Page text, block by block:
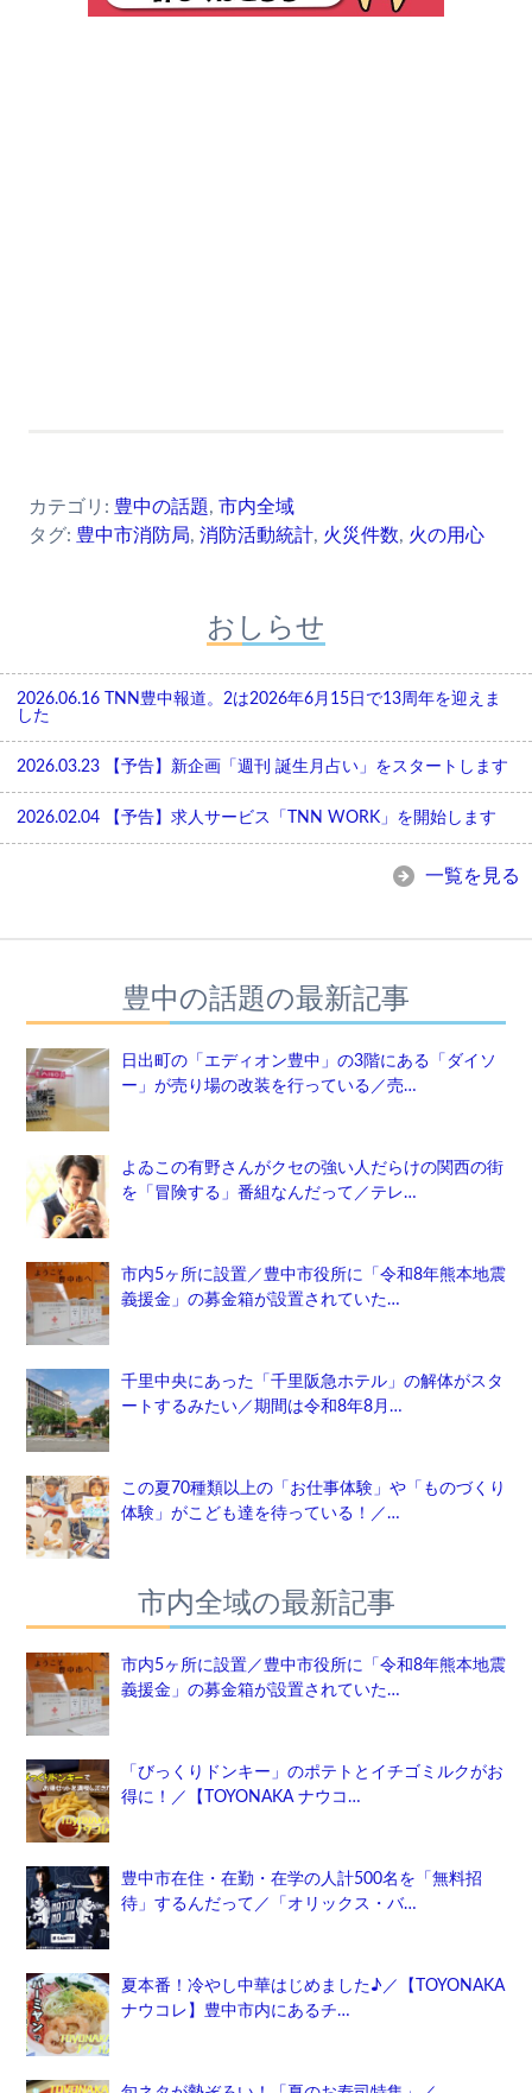
カテゴリ: 豊中の話題, 市内全域
タグ: 豊中市消防局, 消防活動統計, 火災件数, 火の用心
おしらせ
2026.06.16
TNN豊中報道。2は2026年6月15日で13周年を迎えま
した
2026.03.23 【予告】新企画「週刊 誕生月占い」をスタートします
2026.02.04 【予告】求人サービス「TNN WORK」を開始します
一覧を見る
豊中の話題の最新記事
日出町の「エディオン豊中」の3階にある「ダイソ
ー」が売り場の改装を行っている／売…
よゐこの有野さんがクセの強い人だらけの関西の街
を「冒険する」番組なんだって／テレ…
市内5ヶ所に設置／豊中市役所に「令和8年熊本地震
義援金」の募金箱が設置されていた…
千里中央にあった「千里阪急ホテル」の解体がスタ
ートするみたい／期間は令和8年8月…
この夏70種類以上の「お仕事体験」や「ものづくり
体験」がこども達を待っている！／…
市内全域の最新記事
市内5ヶ所に設置／豊中市役所に「令和8年熊本地震
義援金」の募金箱が設置されていた…
「びっくりドンキー」のポテトとイチゴミルクがお
得に！／【TOYONAKA ナウコ…
豊中市在住・在勤・在学の人計500名を「無料招
待」するんだって／「オリックス・バ…
夏本番！冷やし中華はじめました♪／【TOYONAKA
ナウコレ】豊中市内にあるチ…